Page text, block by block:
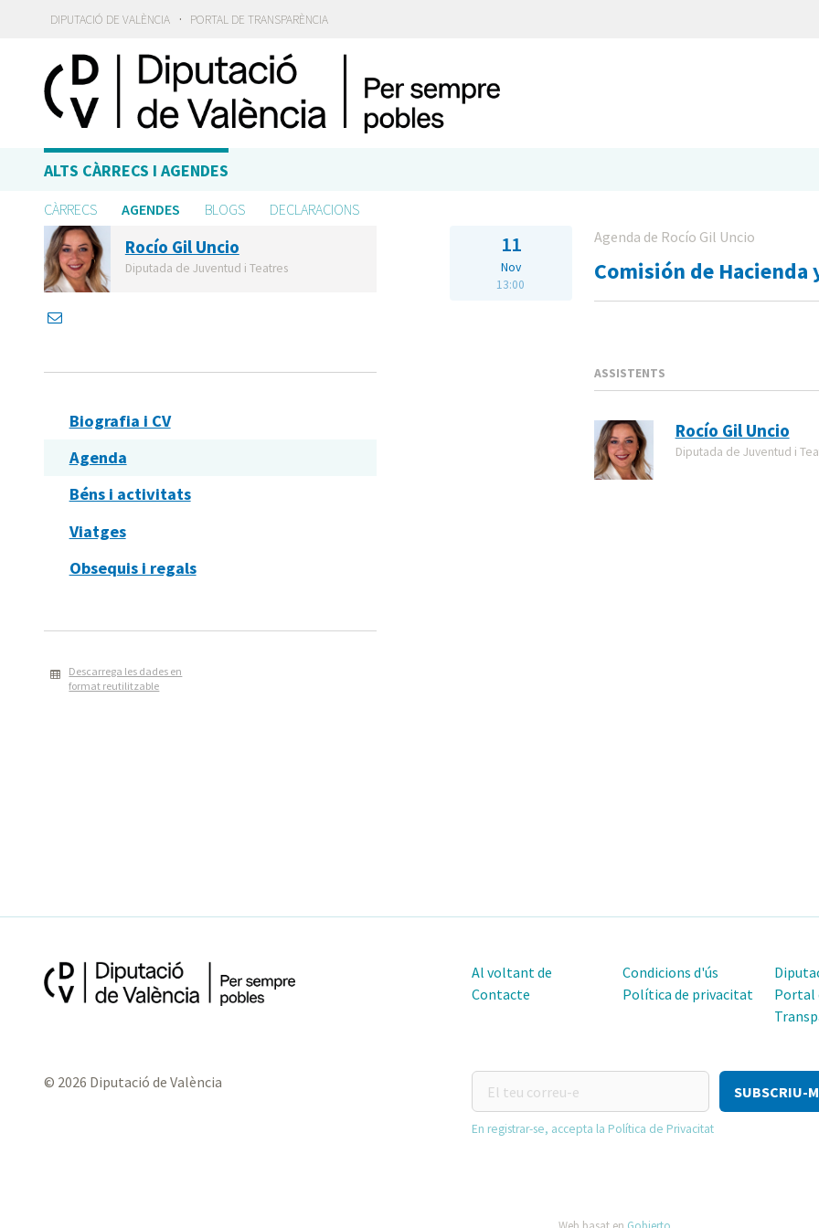
DIPUTACIÓ DE VALÈNCIA · PORTAL DE TRANSPARÈNCIA
ALTS CÀRRECS I AGENDES
CÀRRECS AGENDES BLOGS DECLARACIONS
Rocío Gil Uncio
Diputada de Juventud i Teatres
Biografia i CV
Agenda
Béns i activitats
Viatges
Obsequis i regals
Descarrega les dades en
format reutilitzable
11
Nov
13:00
Agenda de Rocío Gil Uncio
Comisión de Hacienda
ASSISTENTS
Rocío Gil Uncio
Diputada de Juventud i
Al voltant de
Contacte
Condicions d'ús
Política de privacitat
Portal
© 2026 Diputació de València
teu
correu-
En registrar-se, accepta la Política de Privacitat